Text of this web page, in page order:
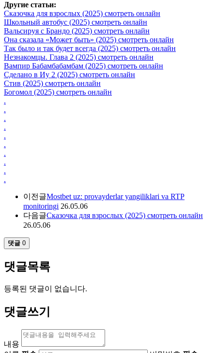
Другие статьи:
Сказочка для взрослых (2025) смотреть онлайн
Школьный автобус (2025) смотреть онлайн
Вальсируя с Брандо (2025) смотреть онлайн
Она сказала «Может быть» (2025) смотреть онлайн
Так было и так будет всегда (2025) смотреть онлайн
Незнакомцы. Глава 2 (2025) смотреть онлайн
Вампир Бабамбабамбам (2025) смотреть онлайн
Сделано в Иу 2 (2025) смотреть онлайн
Стив (2025) смотреть онлайн
Богомол (2025) смотреть онлайн
.
.
.
.
.
.
.
.
.
.
이전글Mostbet uz: provayderlar yangiliklari va RTP
monitoringi 26.05.06
다음글Сказочка для взрослых (2025) смотреть онлайн
26.05.06
댓글 0
댓글목록
등록된 댓글이 없습니다.
댓글쓰기
내용